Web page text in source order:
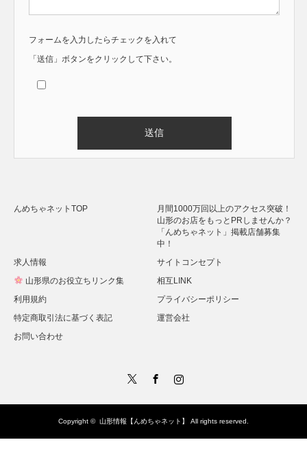
フォームを入力したらチェックを入れて
「送信」ボタンをクリックして下さい。
んめちゃネットTOP
月間1000万回以上のアクセス突破！
山形のお店をもっとPRしませんか？
「んめちゃネット」掲載店舗募集
中！
求人情報
サイトコンセプト
山形県のお役立ちリンク集
相互LINK
利用規約
プライバシーポリシー
特定商取引法に基づく表記
運営会社
お問い合わせ
Instagram
Copyright © 山形情報【んめちゃネット】 All rights reserved.